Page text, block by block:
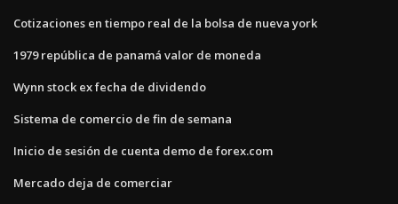
Cotizaciones en tiempo real de la bolsa de nueva york
1979 república de panamá valor de moneda
Wynn stock ex fecha de dividendo
Sistema de comercio de fin de semana
Inicio de sesión de cuenta demo de forex.com
Mercado deja de comerciar